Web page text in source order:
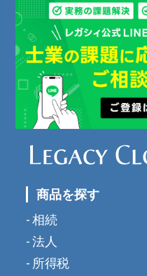
商品を探す
相続
法人
所得税